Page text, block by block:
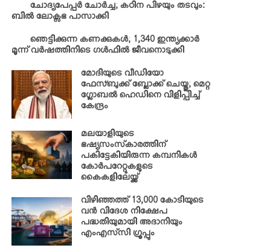
ചോദ്യപേപ്പര്‍ ചോര്‍ച്ച; കഠിന പിഴയും തടവും:
ബില്‍ ലോക്സഭ പാസാക്കി
ഞെട്ടിക്കുന്ന കണക്കുകള്‍; 1,340 ഇന്ത്യക്കാര്‍
മൂന്ന് വര്‍ഷത്തിനിടെ ഗള്‍ഫില്‍ ജീവനൊടുക്കി
മോദിയുടെ വീഡിയോ
ഫേസ്ബുക്ക് ബ്ലോക്ക് ചെയ്തു; മെറ്റ
ഗ്ലോബല്‍ ഹെഡിനെ വിളിപ്പിച്ച്
കേന്ദ്രം
മലയാളിയുടെ
ഭഷ്യസംസ്‌കാരത്തിന്
പകിട്ടേകിയിരുന്ന കമ്പനികള്‍
കോര്‍പറേറ്റുകളുടെ
കൈകളിലേയ്ക്ക്
വിഴിഞ്ഞത്ത് 13,000 കോടിയുടെ
വന്‍ വിദേശ നിക്ഷേപ
പദ്ധതിയുമായി അദാനിയും
എംഎസ്‌സി ഗ്രൂപ്പും